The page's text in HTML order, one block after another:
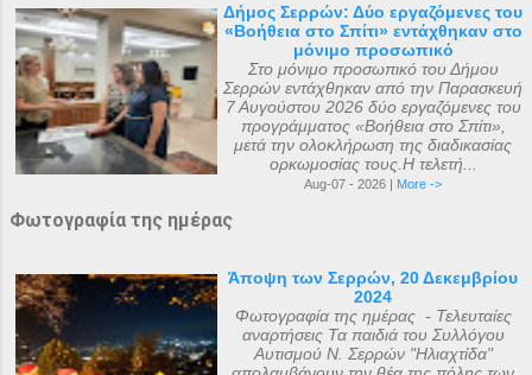
Δήμος Σερρών: Δύο εργαζόμενες του
«Βοήθεια στο Σπίτι» εντάχθηκαν στο
μόνιμο προσωπικό
Στο μόνιμο προσωπικό του Δήμου
Σερρών εντάχθηκαν από την Παρασκευή
7 Αυγούστου 2026 δύο εργαζόμενες του
προγράμματος «Βοήθεια στο Σπίτι»,
μετά την ολοκλήρωση της διαδικασίας
ορκωμοσίας τους.Η τελετή...
Aug-07 - 2026 | More ->
Φωτογραφία της ημέρας
Άποψη των Σερρών, 20 Δεκεμβρίου
2024
Φωτογραφία της ημέρας - Τελευταίες
αναρτήσεις Τα παιδιά του Συλλόγου
Αυτισμού Ν. Σερρών "Ηλιαχτίδα"